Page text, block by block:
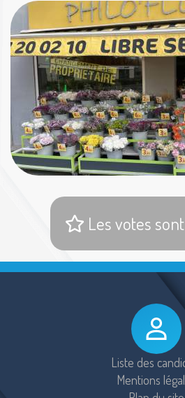
Les votes
Liste des
Mentions